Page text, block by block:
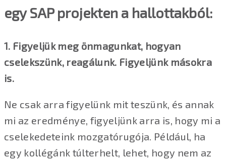
egy SAP projekten a hallottakból:
1. Figyeljük meg önmagunkat, hogyan
cselekszünk, reagálunk. Figyeljünk másokra
is.
Ne csak arra figyelünk mit teszünk, és annak
mi az eredménye, figyeljünk arra is, hogy mi a
cselekedeteink mozgatórugója. Például, ha
egy kollégánk túlterhelt, lehet, hogy nem az